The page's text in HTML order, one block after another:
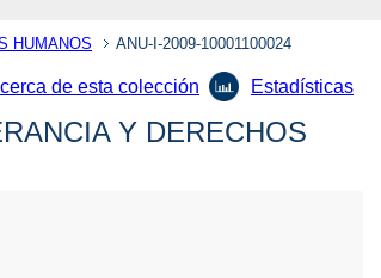
HUMANOS ANU-I-2009-10001100024
de esta colección Estadísticas
Y DERECHOS